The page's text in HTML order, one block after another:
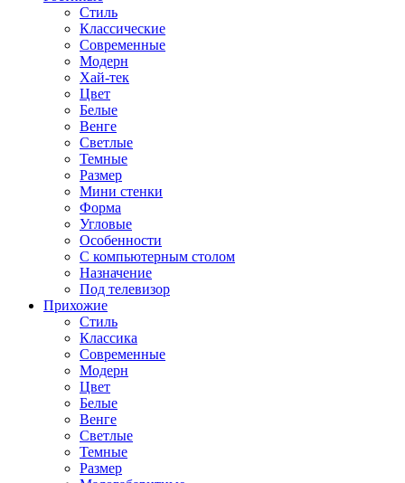
Стиль
Классические
Современные
Модерн
Хай-тек
Цвет
Белые
Венге
Светлые
Темные
Размер
Мини стенки
Форма
Угловые
Особенности
С компьютерным столом
Назначение
Под телевизор
Прихожие
Стиль
Классика
Современные
Модерн
Цвет
Белые
Венге
Светлые
Темные
Размер